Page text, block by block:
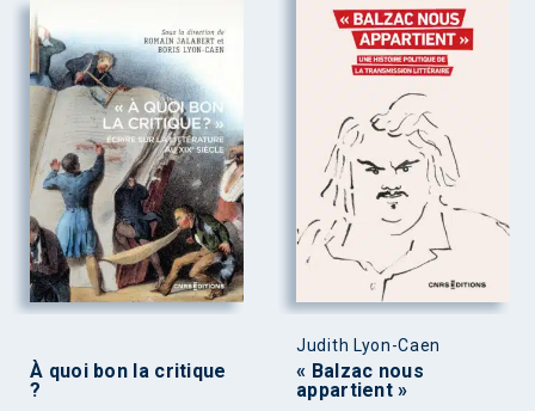
À quoi bon la critique
?
Judith Lyon-Caen
« Balzac nous
appartient »